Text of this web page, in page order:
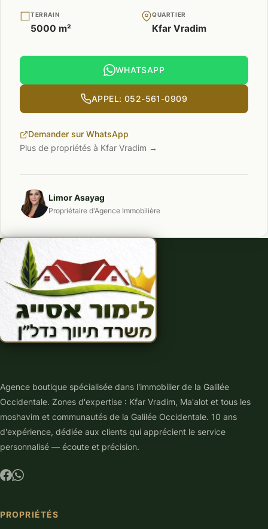
TERRAIN
5000 m²
QUARTIER
Kfar Vradim
WHATSAPP
APPEL: 052-561-0909
Demander sur WhatsApp
Plus de propriétés à Kfar Vradim →
Limor Asayag
Propriétaire d'Agence Immobilière
Agence boutique spécialisée dans l'immobilier de la Galilée
Occidentale. Zones d'expertise : Kfar Vradim, Ma'alot et tous les
moshavim et communautés de la Galilée Occidentale. 10 ans
d'expérience, dédiée aux clients qui apprécient le service
personnalisé — écoute et précision.
PROPRIÉTÉS